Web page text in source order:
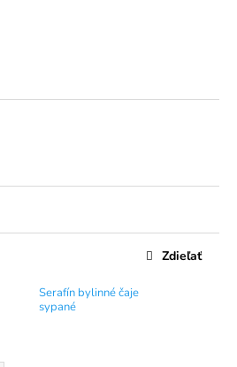
Serafín bylinné čaje
sypané
Zdieľať